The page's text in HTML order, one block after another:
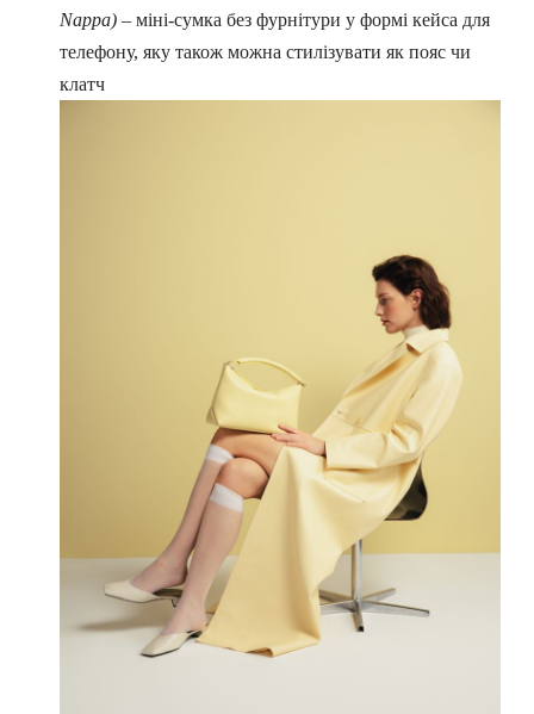
Nappa) – міні-сумка без фурнітури у формі кейса для
телефону, яку також можна стилізувати як пояс чи
клатч